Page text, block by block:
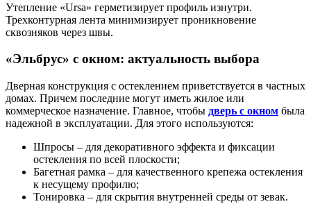
Утепление «Ursa» герметизирует профиль изнутри.
Трехконтурная лента минимизирует проникновение
сквозняков через швы.
«Эльбрус» с окном: актуальность выбора
Дверная конструкция с остеклением приветствуется в частных
домах. Причем последние могут иметь жилое или
коммерческое назначение. Главное, чтобы дверь с окном была
надежной в эксплуатации. Для этого используются:
Шпросы – для декоративного эффекта и фиксации
остекления по всей плоскости;
Багетная рамка – для качественного крепежа остекления
к несущему профилю;
Тонировка – для скрытия внутренней среды от зевак.